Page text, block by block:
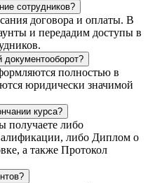
сотрудников?
договора и оплаты. В
и передадим доступы в
полностью в
юридически значимой
курса?
получаете либо
либо Диплом о
а также Протокол